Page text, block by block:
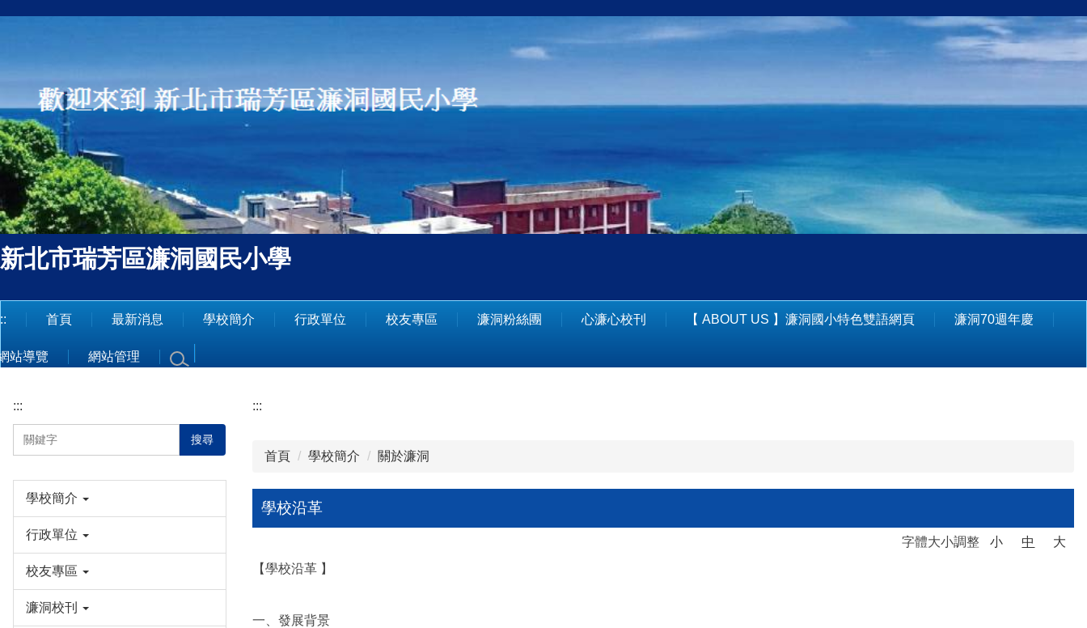
容
區
新北市瑞芳區濂洞國民小學
首頁 最新消息 學校簡介 行政單位 校友專區 濂洞粉絲團 心濂心校刊 【 ABOUT US 】濂洞國小特色雙語網頁 濂洞70週年慶
站導覽 網站管理
:::
搜尋
學校簡介
行政單位
校友專區
濂洞校刊
:::
首頁 學校簡介 關於濂洞
學校沿革
字體大小調整 小 中
大
【學校沿革 】
一、發展背景